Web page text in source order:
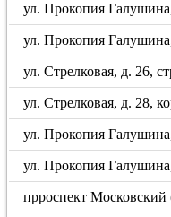
ул. Прокопия
ул. Прокопия
ул. Стрелковая, д. 26,
ул. Стрелковая, д. 28,
ул. Прокопия
ул. Прокопия
прроспект Московский